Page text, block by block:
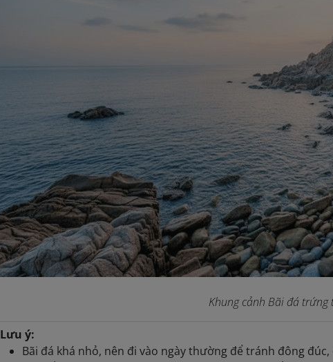
Khung cảnh Bãi đá trứng
Lưu ý:
Bãi đá khá nhỏ, nên đi vào ngày thường để tránh đông đúc,